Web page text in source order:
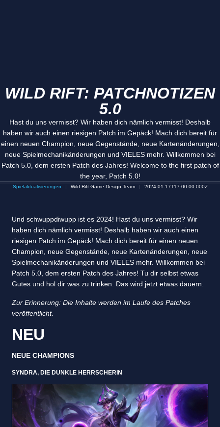
WILD RIFT: PATCHNOTIZEN
5.0
Hast du uns vermisst? Wir haben dich nämlich vermisst! Deshalb
haben wir auch einen riesigen Patch im Gepäck! Mach dich bereit für
einen neuen Champion, neue Gegenstände, neue Kartenänderungen,
neue Spielmechanikänderungen und VIELES mehr. Willkommen bei
Patch 5.0, dem ersten Patch des Jahres! Welcome to the first patch of
the year, Patch 5.0!
Spielaktualisierungen Wild Rift Game-Design-Team 2024-01-17T17:00:00.000Z
Und schwuppdiwupp ist es 2024! Hast du uns vermisst? Wir
haben dich nämlich vermisst! Deshalb haben wir auch einen
riesigen Patch im Gepäck! Mach dich bereit für einen neuen
Champion, neue Gegenstände, neue Kartenänderungen, neue
Spielmechanikänderungen und VIELES mehr. Willkommen bei
Patch 5.0, dem ersten Patch des Jahres! Tu dir selbst etwas
Gutes und hol dir was zu trinken. Das wird jetzt etwas dauern.
Zur Erinnerung: Die Inhalte werden im Laufe des Patches
veröffentlicht.
NEU
NEUE CHAMPIONS
SYNDRA, DIE DUNKLE HERRSCHERIN